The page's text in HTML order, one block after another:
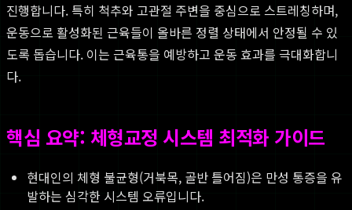
진행합니다. 특히 척추와 고관절 주변을 중심으로 스트레칭하며,
운동으로 활성화된 근육들이 올바른 정렬 상태에서 안정될 수 있
도록 돕습니다. 이는 근육통을 예방하고 운동 효과를 극대화합니
다.
핵심 요약: 체형교정 시스템 최적화 가이드
현대인의 체형 불균형(거북목, 골반 틀어짐)은 만성 통증을 유
발하는 심각한 시스템 오류입니다.